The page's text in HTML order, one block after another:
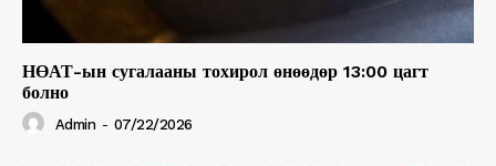
НӨАТ-ын сугалааны тохирол өнөөдөр 13:00 цагт
болно
Admin - 07/22/2026